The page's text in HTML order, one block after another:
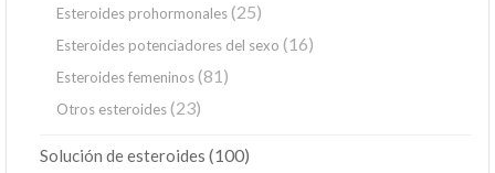
Esteroides prohormonales(25)
Esteroides potenciadores del sexo (16)
Esteroides femeninos(81)
Otros esteroides(23)
Solución de esteroides (100)